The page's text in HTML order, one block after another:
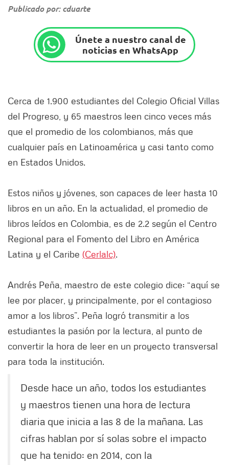
Publicado por: cduarte
Únete a nuestro canal de
noticias en WhatsApp
Cerca de 1.900 estudiantes del Colegio Oficial Villas
del Progreso, y 65 maestros leen cinco veces más
que el promedio de los colombianos, más que
cualquier país en Latinoamérica y casi tanto como
en Estados Unidos.
Estos niños y jóvenes, son capaces de leer hasta 10
libros en un año. En la actualidad, el promedio de
libros leídos en Colombia, es de 2.2 según el Centro
Regional para el Fomento del Libro en América
Latina y el Caribe (Cerlalc).
Andrés Peña, maestro de este colegio dice: “aquí se
lee por placer, y principalmente, por el contagioso
amor a los libros”. Peña logró transmitir a los
estudiantes la pasión por la lectura, al punto de
convertir la hora de leer en un proyecto transversal
para toda la institución.
Desde hace un año, todos los estudiantes
y maestros tienen una hora de lectura
diaria que inicia a las 8 de la mañana. Las
cifras hablan por sí solas sobre el impacto
que ha tenido: en 2014, con la